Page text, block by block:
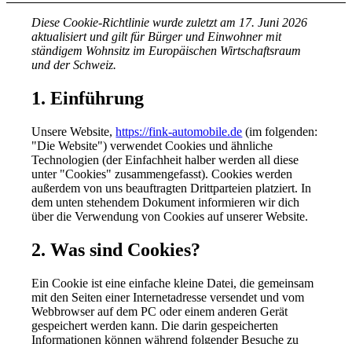
Diese Cookie-Richtlinie wurde zuletzt am 17. Juni 2026
aktualisiert und gilt für Bürger und Einwohner mit
ständigem Wohnsitz im Europäischen Wirtschaftsraum
und der Schweiz.
1. Einführung
Unsere Website,https://fink-automobile.de (im folgenden:
"Die Website") verwendet Cookies und ähnliche
Technologien (der Einfachheit halber werden all diese
unter "Cookies" zusammengefasst). Cookies werden
außerdem von uns beauftragten Drittparteien platziert. In
dem unten stehendem Dokument informieren wir dich
über die Verwendung von Cookies auf unserer Website.
2. Was sind Cookies?
Ein Cookie ist eine einfache kleine Datei, die gemeinsam
mit den Seiten einer Internetadresse versendet und vom
Webbrowser auf dem PC oder einem anderen Gerät
gespeichert werden kann. Die darin gespeicherten
Informationen können während folgender Besuche zu